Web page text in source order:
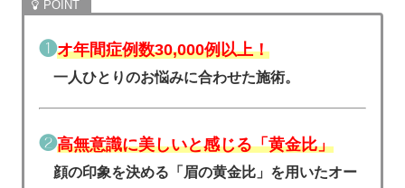
❶オ年間症例数30,000例以上！
一人ひとりのお悩みに合わせた施術。
❷高無意識に美しいと感じる「黄金比」
顔の印象を決める「眉の黄金比」を用いたオー